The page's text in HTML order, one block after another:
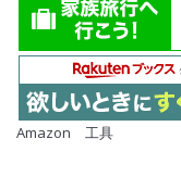
Amazon 工具